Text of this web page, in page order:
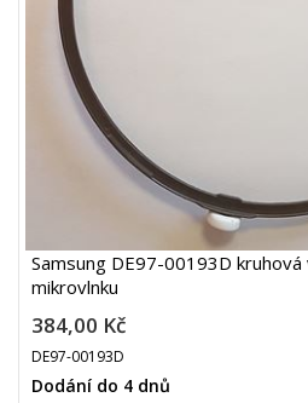
Samsung DE97-00193D
mikrovlnku
384,00 Kč
DE97-00193D
Dodání do 4 dnů